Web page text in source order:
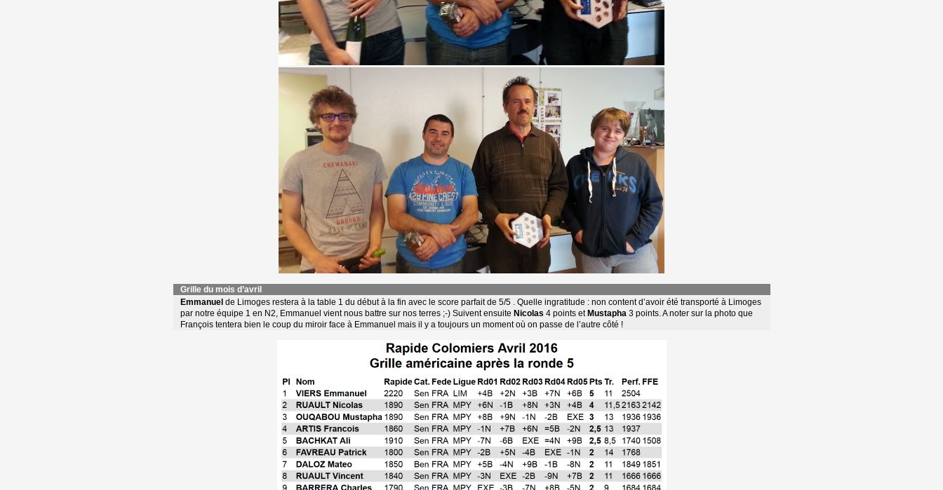
Grille du mois d’avril
Emmanuel de Limoges restera à la table 1 du début à la fin avec le score parfait de 5/5 . Quelle ingratitude : non content d’avoir été transporté à Limoges
par notre équipe 1 en N2, Emmanuel vient nous battre sur nos terres ;-) Suivent ensuite Nicolas 4 points et Mustapha3 points. A noter sur la photo que
François tentera bien le coup du miroir face à Emmanuel mais il y a toujours un moment où on passe de l’autre côté !